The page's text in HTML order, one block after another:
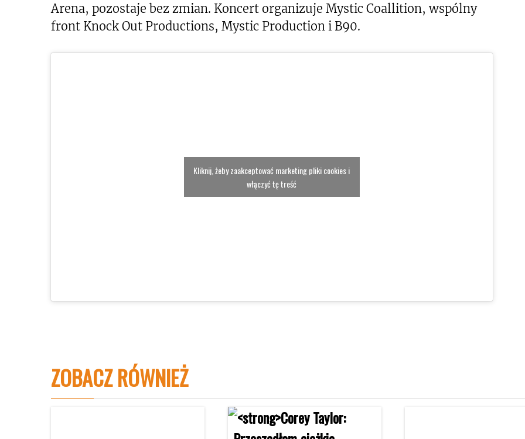
Arena, pozostaje bez zmian. Koncert organizuje Mystic Coallition, wspólny
front Knock Out Productions, Mystic Production i B90.
Kliknij, żeby zaakceptować marketing pliki cookies i
włączyć tę treść
ZOBACZ RÓWNIEŻ